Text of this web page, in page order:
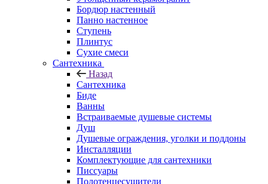
Бордюр настенный
Панно настенное
Ступень
Плинтус
Сухие смеси
Сантехника
Назад
Сантехника
Биде
Ванны
Встраиваемые душевые системы
Душ
Душевые ограждения, уголки и поддоны
Инсталляции
Комплектующие для сантехники
Писсуары
Полотенцесушители